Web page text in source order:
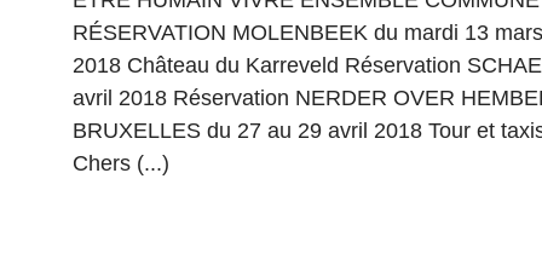
RÉSERVATION MOLENBEEK du mardi 13
2018 Château du Karreveld Réservation
avril 2018 Réservation NERDER OVER
BRUXELLES du 27 au 29 avril 2018 Tour et
Chers (...)